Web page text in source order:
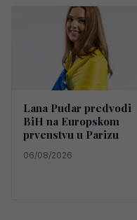
Lana Pudar predvodi
BiH na Europskom
prvenstvu u Parizu
06/08/2026